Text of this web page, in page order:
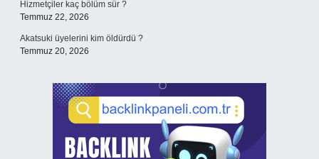
Hizmetçiler kaç bölüm sür ?
Temmuz 22, 2026
Akatsuki üyelerini kim öldürdü ?
Temmuz 20, 2026